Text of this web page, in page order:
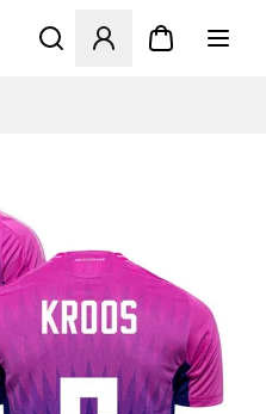
Apre una finestra modale